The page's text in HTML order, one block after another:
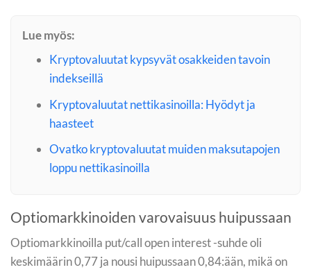
Lue myös:
Kryptovaluutat kypsyvät osakkeiden tavoin
indekseillä
Kryptovaluutat nettikasinoilla: Hyödyt ja
haasteet
Ovatko kryptovaluutat muiden maksutapojen
loppu nettikasinoilla
Optiomarkkinoiden varovaisuus huipussaan
Optiomarkkinoilla put/call open interest -suhde oli
keskimäärin 0,77 ja nousi huipussaan 0,84:ään, mikä on